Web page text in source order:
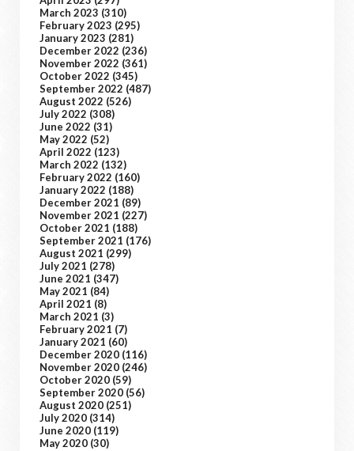
March 2023 (310)
February 2023 (295)
January 2023 (281)
December 2022 (236)
November 2022 (361)
October 2022 (345)
September 2022 (487)
August 2022 (526)
July 2022 (308)
June 2022 (31)
May 2022 (52)
April 2022 (123)
March 2022 (132)
February 2022 (160)
January 2022 (188)
December 2021 (89)
November 2021 (227)
October 2021 (188)
September 2021 (176)
August 2021 (299)
July 2021 (278)
June 2021 (347)
May 2021 (84)
April 2021 (8)
March 2021 (3)
February 2021 (7)
January 2021 (60)
December 2020 (116)
November 2020 (246)
October 2020 (59)
September 2020 (56)
August 2020 (251)
July 2020 (314)
June 2020 (119)
May 2020 (30)